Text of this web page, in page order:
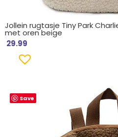
Jollein rugtasje Tiny Park
met oren beige
29.99
Save